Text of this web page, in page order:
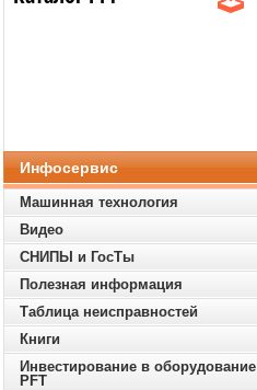
Инфосервис
Машинная технология
Видео
СНИПЫ и ГосТы
Полезная информация
Таблица неисправностей
Книги
Инвестирование в оборудование
PFT